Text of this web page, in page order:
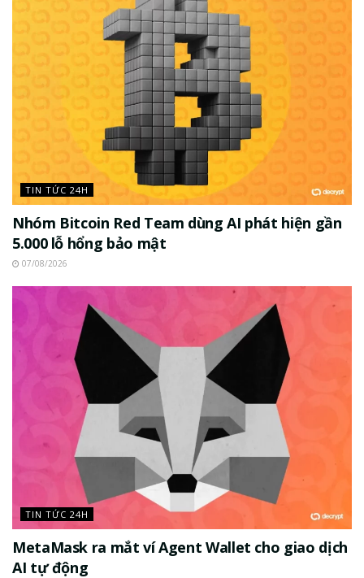
TIN TỨC 24H
Nhóm Bitcoin Red Team dùng AI phát hiện gần
5.000 lỗ hổng bảo mật
07/08/2026
TIN TỨC 24H
MetaMask ra mắt ví Agent Wallet cho giao dịch
AI tự động